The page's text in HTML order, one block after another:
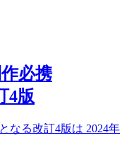
必携
4版
なる改訂4版は 2024年